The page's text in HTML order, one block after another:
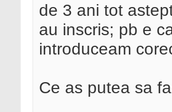
de 3 ani tot
au inscris; pb e
introduceam
Ce as putea sa